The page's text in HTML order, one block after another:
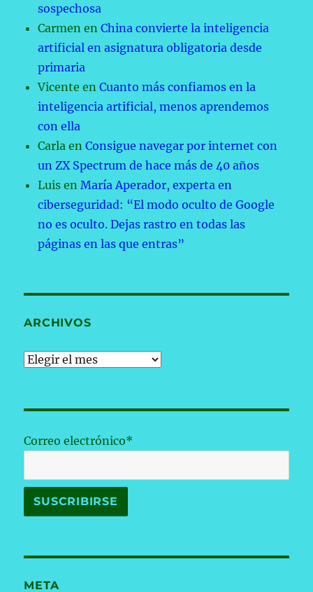
sospechosa
Carmen enChina convierte la inteligencia
artificial en asignatura obligatoria desde
primaria
Vicente enCuanto más confiamos en la
inteligencia artificial, menos aprendemos
con ella
Carla enConsigue navegar por internet con
un ZX Spectrum de hace más de 40 años
Luis enMaría Aperador, experta en
ciberseguridad: “El modo oculto de Google
no es oculto. Dejas rastro en todas las
páginas en las que entras”
ARCHIVOS
Archivos
Correo electrónico*
META